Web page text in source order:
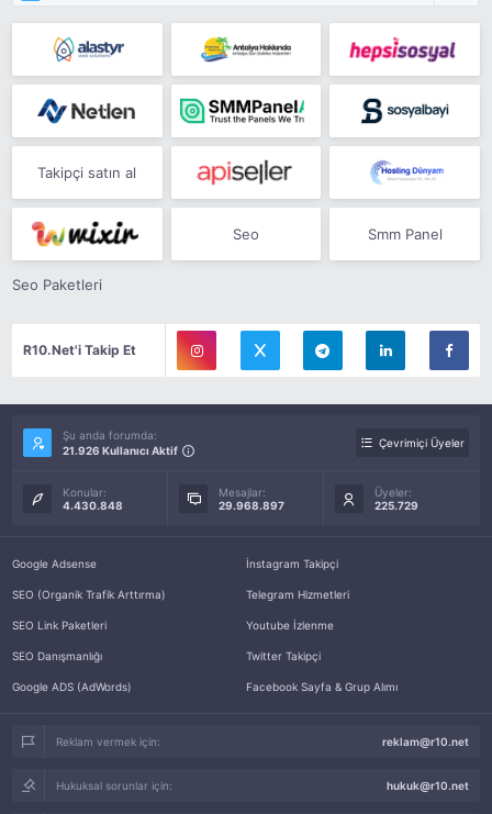
Takipçi satın al
Seo Smm Panel
Seo Paketleri
R10.Net'i Takip Et
Şu anda forumda:
21.926 Kullanıcı Aktif
Çevrimiçi Üyeler
Konular:
4.430.848
Mesajlar:
29.968.897
Üyeler:
225.729
Google Adsense
SEO (Organik Trafik Arttırma)
SEO Link Paketleri
SEO Danışmanlığı
Google ADS (AdWords)
İnstagram Takipçi
Telegram Hizmetleri
Youtube İzlenme
Twitter Takipçi
Facebook Sayfa & Grup Alımı
Reklam vermek için: reklam@r10.net
Hukuksal sorunlar için: hukuk@r10.net